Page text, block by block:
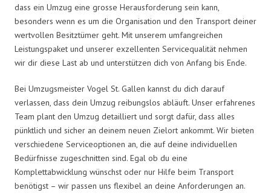
dass ein Umzug eine grosse Herausforderung sein kann,
besonders wenn es um die Organisation und den Transport deiner
wertvollen Besitztümer geht. Mit unserem umfangreichen
Leistungspaket und unserer exzellenten Servicequalität nehmen
wir dir diese Last ab und unterstützen dich von Anfang bis Ende.
Bei Umzugsmeister Vogel St. Gallen kannst du dich darauf
verlassen, dass dein Umzug reibungslos abläuft. Unser erfahrenes
Team plant den Umzug detailliert und sorgt dafür, dass alles
pünktlich und sicher an deinem neuen Zielort ankommt. Wir bieten
verschiedene Serviceoptionen an, die auf deine individuellen
Bedürfnisse zugeschnitten sind. Egal ob du eine
Komplettabwicklung wünschst oder nur Hilfe beim Transport
benötigst – wir passen uns flexibel an deine Anforderungen an.